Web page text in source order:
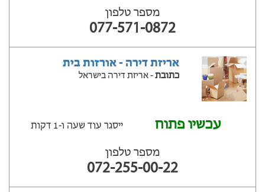
מספר טלפון
077-571-0872
אריזת דירה - אורזות בית
כתובת- אריזת דירה בישראל
עכשיו פתוח ייסגר עוד שעה ‫ו-1 דקות
מספר טלפון
072-255-00-22